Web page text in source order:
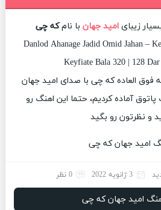
زیبایامید جهان با نامکه چی
Danlod Ahanage Jadid Omid Jahan –
Keyfiate Bala 320 | 128
فوق العاده که چی با صدای امید جهان
آماده کردیم، حتما این اهنگ رو
و نظرتون رو بگید
3 ژانویه 2022 0 نظر
امید جهان که چی